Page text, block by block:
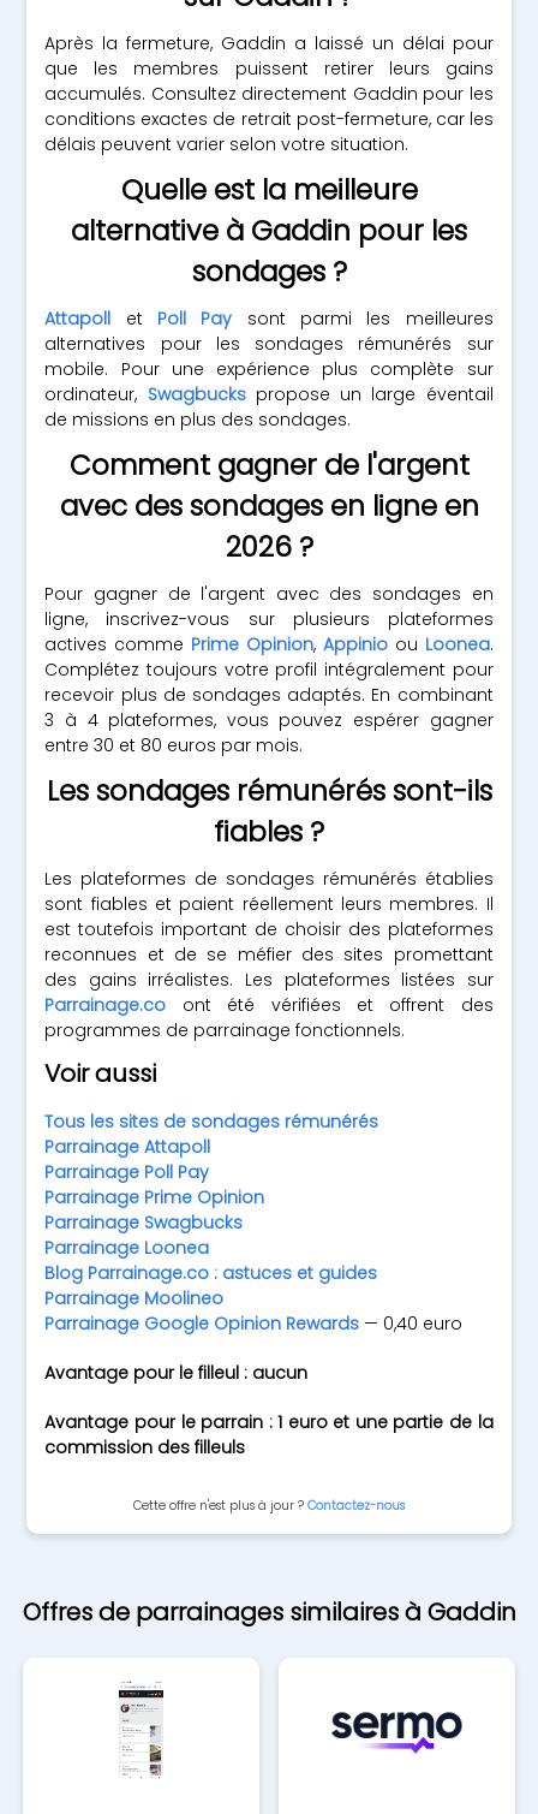
Après la fermeture, Gaddin a laissé un délai pour
que les membres puissent retirer leurs gains
accumulés. Consultez directement Gaddin pour les
conditions exactes de retrait post-fermeture, car les
délais peuvent varier selon votre situation.
Quelle est la meilleure
alternative à Gaddin pour les
sondages ?
Attapoll et Poll Pay sont parmi les meilleures
alternatives pour les sondages rémunérés sur
mobile. Pour une expérience plus complète sur
ordinateur, Swagbuckspropose un large éventail
de missions en plus des sondages.
Comment gagner de l'argent
avec des sondages en ligne en
2026 ?
Pour gagner de l'argent avec des sondages en
ligne, inscrivez-vous sur plusieurs plateformes
actives comme Prime Opinion, Appinioou Loonea.
Complétez toujours votre profil intégralement pour
recevoir plus de sondages adaptés. En combinant
3 à 4 plateformes, vous pouvez espérer gagner
entre 30 et 80 euros par mois.
Les sondages rémunérés sont-ils
fiables ?
Les plateformes de sondages rémunérés établies
sont fiables et paient réellement leurs membres. Il
est toutefois important de choisir des plateformes
reconnues et de se méfier des sites promettant
des gains irréalistes. Les plateformes listées sur
Parrainage.co ont été vérifiées et offrent des
programmes de parrainage fonctionnels.
Voir aussi
Tous les sites de sondages rémunérés
Parrainage Attapoll
Parrainage Poll Pay
Parrainage Prime Opinion
Parrainage Swagbucks
Parrainage Loonea
Blog Parrainage.co : astuces et guides
Parrainage Moolineo
Parrainage Google Opinion Rewards — 0,40 euro
Avantage pour le filleul : aucun
Avantage pour le parrain : 1 euro et une partie de la
commission des filleuls
Cette offre n'est plus à jour ? Contactez-nous
Offres de parrainages similaires à Gaddin